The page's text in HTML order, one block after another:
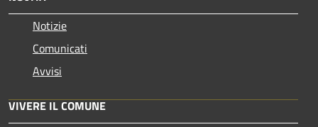
Notizie
Comunicati
Avvisi
VIVERE IL COMUNE